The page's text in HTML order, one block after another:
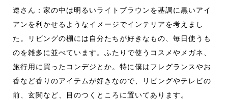
遼さん：家の中は明るいライトブラウンを基調に黒いアイ
アンを利かせるようなイメージでインテリアを考えまし
た。リビングの棚には自分たちが好きなもの、毎日使うも
のを雑多に並べています。ふたりで使うコスメやメガネ、
旅行用に買ったコンデジとか。特に僕はフレグランスやお
香など香りのアイテムが好きなので、リビングやテレビの
前、玄関など、目のつくところに置いてあります。